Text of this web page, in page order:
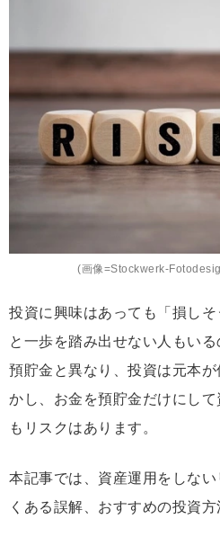
(画像=Stockwerk-
投資に興味はあっても「損し
と一歩を踏み出せない人もいる
預貯金と異なり、投資は元本
かし、お金を預貯金だけにし
もリスクはあります。
本記事では、資産運用をしな
くある誤解、おすすめの投資方